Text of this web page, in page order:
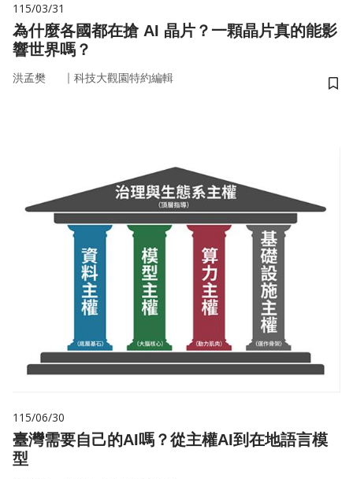
115/03/31
為什麼各國都在搶 AI 晶片？一顆晶片真的能影
響世界嗎？
洪孟樊 ｜ 科技大觀園特約編輯
儲
115/06/30
臺灣需要自己的AI嗎？從主權AI到在地語言模
型